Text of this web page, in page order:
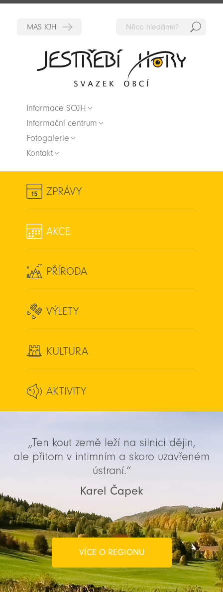
Informace SOJH
Informační centrum
Fotogalerie
Kontakt
ZPRÁVY
AKCE
PŘÍRODA
VÝLETY
KULTURA
AKTIVITY
„Ten kout země leží na silnici dějin,
ale přitom v intimním a skoro uzavřeném
ústraní.“
Karel Čapek
VÍCE O REGIONU